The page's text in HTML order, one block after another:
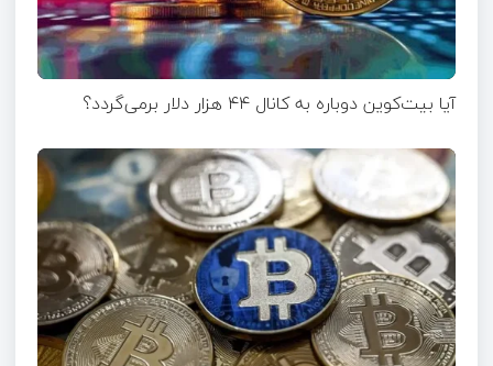
آیا بیت‌کوین دوباره به کانال ۴۴ هزار دلار برمی‌گردد؟